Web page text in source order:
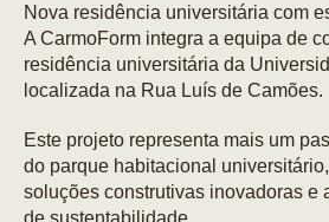
Nova residência universitária com
A CarmoForm integra a equipa de
residência universitária da
localizada na Rua Luís de Camões.
Este projeto representa mais um
do parque habitacional
soluções construtivas inovadoras e
de sustentabilidade.